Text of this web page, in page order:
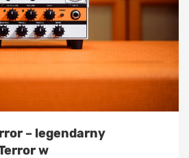
– legendarny
w